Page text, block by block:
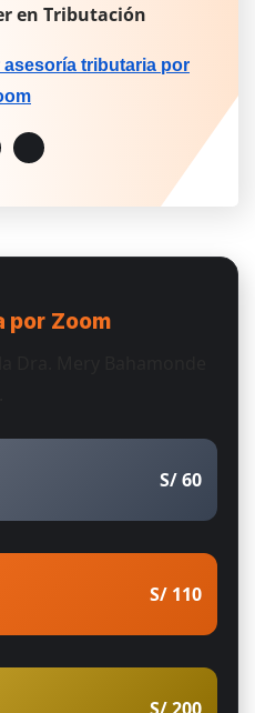
en Tributación
tributaria por
por Zoom
S/ 60
S/ 110